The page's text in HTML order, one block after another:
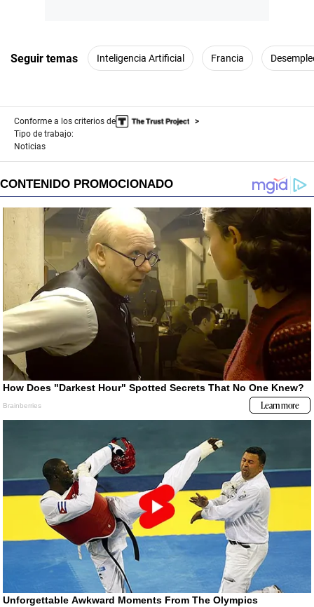
Seguir temas Inteligencia Artificial Francia
Conforme a los criterios de
Tipo de trabajo:
Noticias